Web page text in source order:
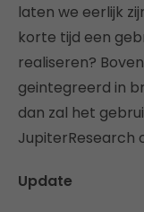
laten we eerlijk
korte tijd een
realiseren?
geintegreerd in
dan zal het
JupiterResearch
Update